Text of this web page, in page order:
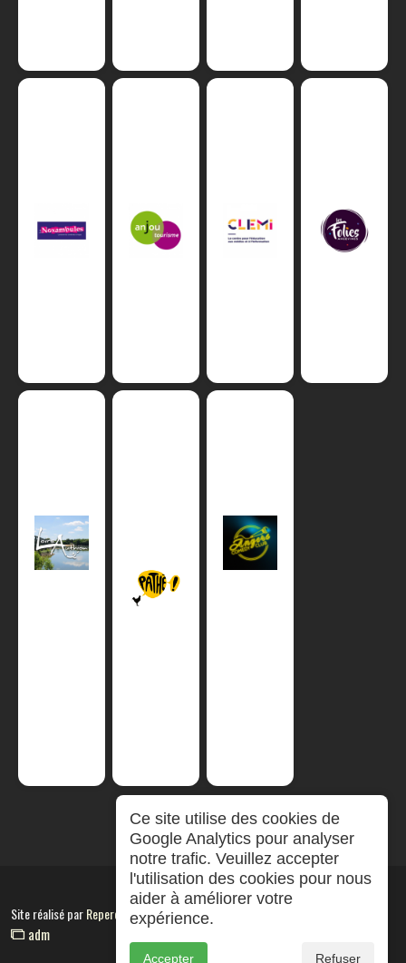
Site réalisé parRepereCom
adm
Ce site utilise des cookies de
Google Analytics pour analyser
notre trafic. Veuillez accepter
l'utilisation des cookies pour nous
aider à améliorer votre
expérience.
Accepter Refuser